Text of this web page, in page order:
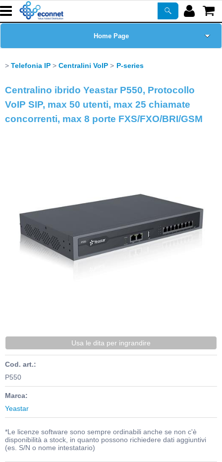
Home Page
Prodotti
Telefonia IP Centralini VoIP P-series
Centralino ibrido Yeastar P550, Protocollo
VoIP SIP, max 50 utenti, max 25 chiamate
concorrenti, max 8 porte FXS/FXO/BRI/GSM
Cod. art.:
P550
Marca:
Yeastar
*Le licenze software sono sempre ordinabili anche se non c'è
disponibilità a stock, in quanto possono richiedere dati aggiuntivi
(es. S/N o nome intestatario)